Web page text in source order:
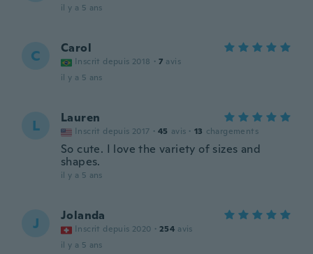
il y a 5 ans
C Carol
Inscrit depuis 2018 · 7 avis
il y a 5 ans
L Lauren
Inscrit depuis 2017 · 45 avis · 13 chargements
So cute. I love the variety of sizes and
shapes.
il y a 5 ans
J Jolanda
Inscrit depuis 2020 · 254 avis
il y a 5 ans